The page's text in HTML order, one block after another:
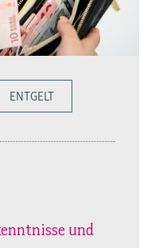
ENTGELT
und